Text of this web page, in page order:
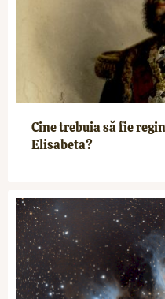
Cine trebuia să fie
Elisabeta?